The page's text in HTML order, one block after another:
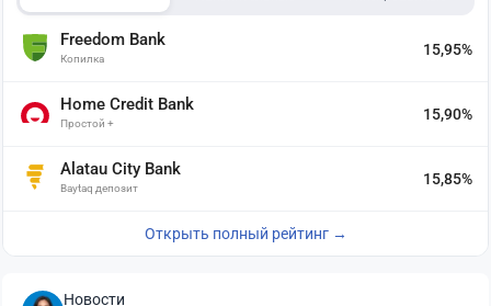
Freedom Bank
Копилка
15,95%
Home Credit Bank
Простой +
15,90%
Alatau City Bank
Baytaq депозит
15,85%
Открыть полный рейтинг →
Новости